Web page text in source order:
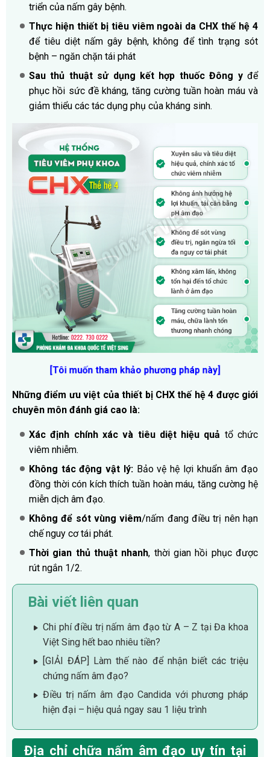
triển của nấm gây bệnh.
Thực hiện thiết bị tiêu viêm ngoài da CHX thế hệ 4
để tiêu diệt nấm gây bệnh, không để tình trạng sót
bệnh – ngăn chặn tái phát
Sau thủ thuật sử dụng kết hợp thuốc Đông yđể
phục hồi sức đề kháng, tăng cường tuần hoàn máu và
giảm thiểu các tác dụng phụ của kháng sinh.
[Tôi muốn tham khảo phương pháp này]
Những điểm ưu việt của thiết bị CHX thế hệ 4 được giới
chuyên môn đánh giá cao là:
Xác định chính xác và tiêu diệt hiệu quả tổ chức
viêm nhiễm.
Không tác động vật lý:Bảo vệ hệ lợi khuẩn âm đạo
đồng thời cón kích thích tuần hoàn máu, tăng cường hệ
miễn dịch âm đạo.
Không để sót vùng viêm/nấm đang điều trị nên hạn
chế nguy cơ tái phát.
Thời gian thủ thuật nhanh, thời gian hồi phục được
rút ngắn 1/2.
Bài viết liên quan
Chi phí điều trị nấm âm đạo từ A – Z tại Đa khoa
Việt Sing hết bao nhiêu tiền?
[GIẢI ĐÁP] Làm thế nào để nhận biết các triệu
chứng nấm âm đạo?
Điều trị nấm âm đạo Candida với phương pháp
hiện đại – hiệu quả ngay sau 1 liệu trình
Địa chỉ chữa nấm âm đạo uy tín tại